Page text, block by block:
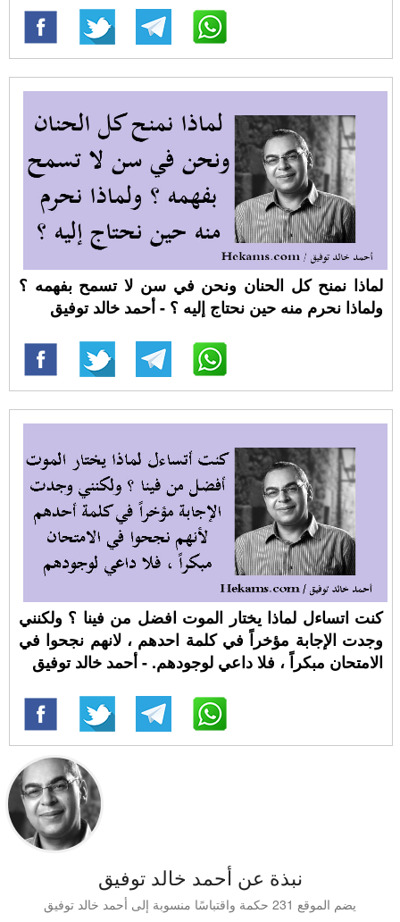
لماذا نمنح كل الحنان ونحن في سن لا تسمح بفهمه ؟
ولماذا نحرم منه حين نحتاج إليه ؟ - أحمد خالد توفيق
كنت اتساءل لماذا يختار الموت افضل من فينا ؟ ولكنني
وجدت الإجابة مؤخراً في كلمة احدهم ، لانهم نجحوا في
الامتحان مبكراً ، فلا داعي لوجودهم. - أحمد خالد توفيق
نبذة عن أحمد خالد توفيق
يضم الموقع 231 حكمة واقتباسًا منسوبة إلى أحمد خالد توفيق